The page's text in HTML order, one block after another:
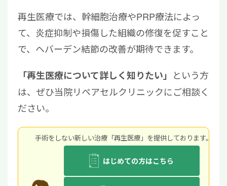
再生医療では、幹細胞治療やPRP療法によっ
て、炎症抑制や損傷した組織の修復を促すこと
で、ヘバーデン結節の改善が期待できます。
「再生医療について詳しく知りたい」 という方
は、ぜひ当院リペアセルクリニックにご相談く
ださい。
手術をしない新しい治療「再生医療」を提供しております。
はじめての方はこちら